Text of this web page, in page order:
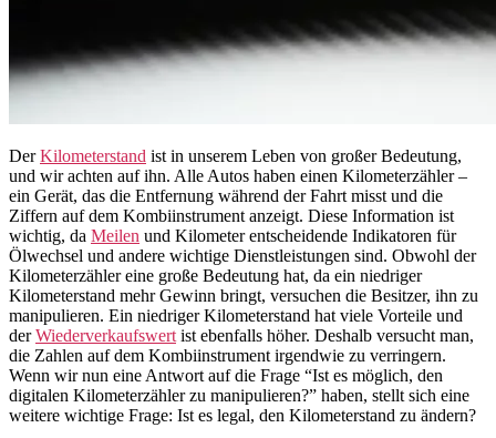
DerKilometerstand ist in unserem Leben von großer Bedeutung,
und wir achten auf ihn. Alle Autos haben einen Kilometerzähler –
ein Gerät, das die Entfernung während der Fahrt misst und die
Ziffern auf dem Kombiinstrument anzeigt. Diese Information ist
wichtig, da Meilen und Kilometer entscheidende Indikatoren für
Ölwechsel und andere wichtige Dienstleistungen sind. Obwohl der
Kilometerzähler eine große Bedeutung hat, da ein niedriger
Kilometerstand mehr Gewinn bringt, versuchen die Besitzer, ihn zu
manipulieren. Ein niedriger Kilometerstand hat viele Vorteile und
derWiederverkaufswert ist ebenfalls höher. Deshalb versucht man,
die Zahlen auf dem Kombiinstrument irgendwie zu verringern.
Wenn wir nun eine Antwort auf die Frage “Ist es möglich, den
digitalen Kilometerzähler zu manipulieren?” haben, stellt sich eine
weitere wichtige Frage: Ist es legal, den Kilometerstand zu ändern?